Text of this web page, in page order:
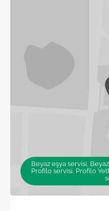
Beyaz eşya servisi,
Profilo servisi, Profilo